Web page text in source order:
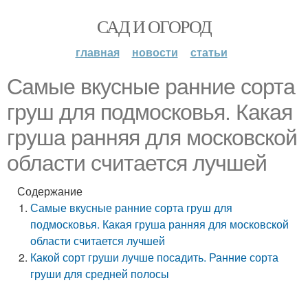
САД И ОГОРОД
главная новости статьи
Самые вкусные ранние сорта
груш для подмосковья. Какая
груша ранняя для московской
области считается лучшей
Содержание
Самые вкусные ранние сорта груш для
подмосковья. Какая груша ранняя для московской
области считается лучшей
Какой сорт груши лучше посадить. Ранние сорта
груши для средней полосы